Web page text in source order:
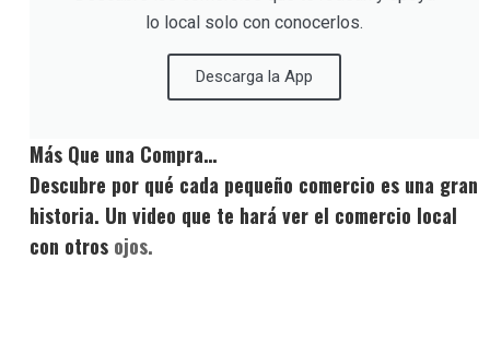
lo local solo con conocerlos.
Descarga la App
Más Que una Compra…
Descubre por qué cada pequeño comercio es una gran
historia. Un video que te hará ver el comercio local
con otros ojos.